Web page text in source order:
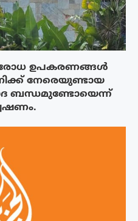
ഉപകരണങ്ങൾ
നേരെയുണ്ടായ
ബന്ധമുണ്ടോയെന്ന്